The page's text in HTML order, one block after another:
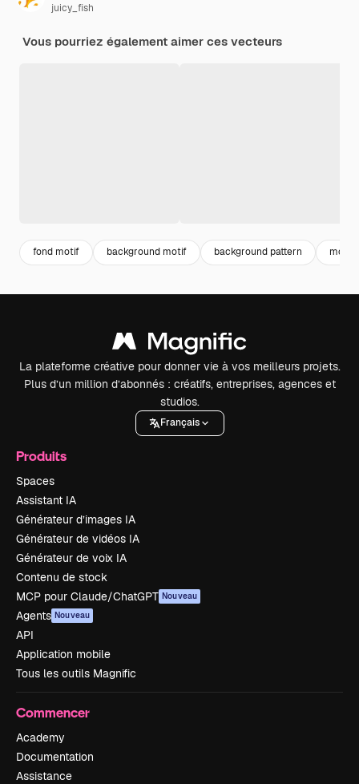
juicy_fish
Vous pourriez également aimer ces vecteurs
fond motif background motif background pattern motif
La plateforme créative pour donner vie à vos meilleurs projets.
Plus d’un million d’abonnés : créatifs, entreprises, agences et
studios.
Français
Produits
Spaces
Assistant IA
Générateur d’images IA
Générateur de vidéos IA
Générateur de voix IA
Contenu de stock
MCP pour Claude/ChatGPT Nouveau
Agents Nouveau
API
Application mobile
Tous les outils Magnific
Commencer
Academy
Documentation
Assistance